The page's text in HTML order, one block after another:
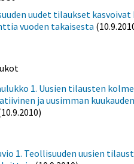
uudet tilaukset kasvoivat
vuoden takaisesta
1. Uusien tilausten
ja uusimman
1. Teollisuuden uusien